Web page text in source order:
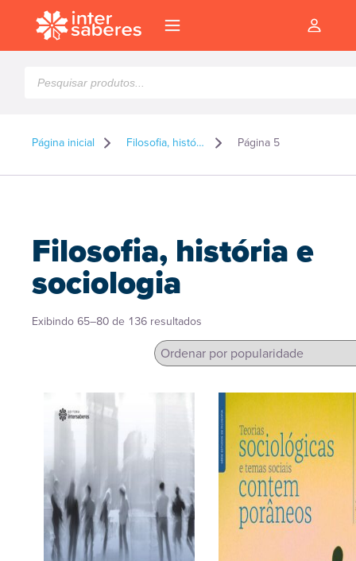
produtos
Página inicial Filosofia, história e sociologia Página 5
Filosofia, história e
sociologia
Exibindo 65–80 de 136 resultados
popularidade